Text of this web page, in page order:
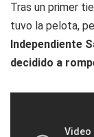
Tras un primer
tuvo la pelota,
Independiente
decidido a